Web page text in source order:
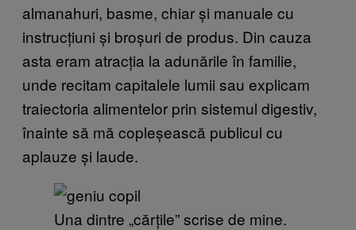
almanahuri, basme, chiar și manuale cu
instrucțiuni și broșuri de produs. Din cauza
asta eram atracția la adunările în familie,
unde recitam capitalele lumii sau explicam
traiectoria alimentelor prin sistemul digestiv,
înainte să mă copleșească publicul cu
aplauze și laude.
Una dintre „cărțile” scrise de mine.